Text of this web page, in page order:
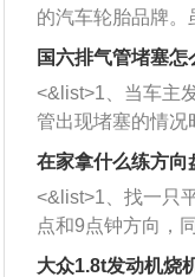
的汽车轮胎品牌。
牌，但是中高低端
也是为了更好的开
国六排气管堵塞怎
<&list>1、当车主
管出现堵塞的情况
者是细棍，直接将
堵塞情况比较严重
施。 <&list>2、直
杂物推到排气管
三元催化器拆解开
在家拿什么练方向
<&list>1、找一只
点和9点钟方向，
方向做一个标记。
大众1.8t发动机烧